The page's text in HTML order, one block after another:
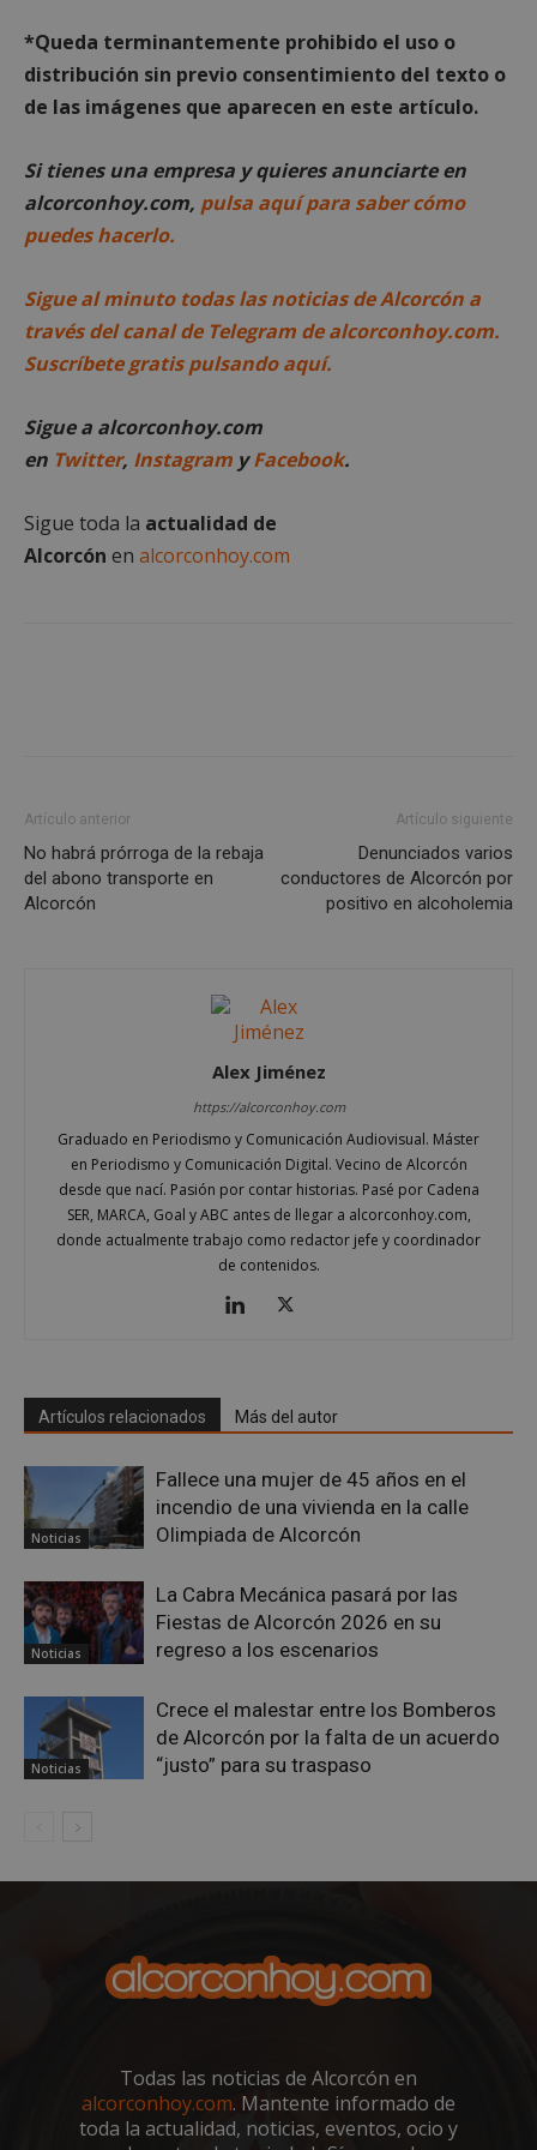
*Queda terminantemente prohibido el uso o
distribución sin previo consentimiento del texto o
de las imágenes que aparecen en este artículo.
Si tienes una empresa y quieres anunciarte en
alcorconhoy.com, pulsa aquí para saber cómo
puedes hacerlo.
Sigue al minuto todas las noticias de Alcorcón a
través del canal de Telegram de alcorconhoy.com.
Suscríbete gratis pulsando aquí.
Sigue a alcorconhoy.com
en Twitter, Instagram yFacebook.
Sigue toda la actualidad de
Alcorcón en alcorconhoy.com
Artículo anterior
No habrá prórroga de la rebaja
del abono transporte en
Alcorcón
Artículo siguiente
Denunciados varios
conductores de Alcorcón por
positivo en alcoholemia
Alex Jiménez
https://alcorconhoy.com
Graduado en Periodismo y Comunicación Audiovisual. Máster
en Periodismo y Comunicación Digital. Vecino de Alcorcón
desde que nací. Pasión por contar historias. Pasé por Cadena
SER, MARCA, Goal y ABC antes de llegar a alcorconhoy.com,
donde actualmente trabajo como redactor jefe y coordinador
de contenidos.
Artículos relacionados Más del autor
Noticias
Fallece una mujer de 45 años en el
incendio de una vivienda en la calle
Olimpiada de Alcorcón
Noticias
La Cabra Mecánica pasará por las
Fiestas de Alcorcón 2026 en su
regreso a los escenarios
Noticias
Crece el malestar entre los Bomberos
de Alcorcón por la falta de un acuerdo
“justo” para su traspaso
Todas las noticias de Alcorcón en
alcorconhoy.com. Mantente informado de
toda la actualidad, noticias, eventos, ocio y
Cookies estrictamente necesarias
Cookies de rendimiento
Cookies de preferencias
Cookies no clasificadas
Las cookies estrictamente necesarias permiten la
El sitio web no se puede utilizar correctamente sin
las cookies estrictamente necesarias.
Nombre
Dominio
AWSALBCORS
Amazon.com
Inc.
1 semana
VISITOR_PRIVACY_METADATA
YouTube
.youtube.com
5 meses 4